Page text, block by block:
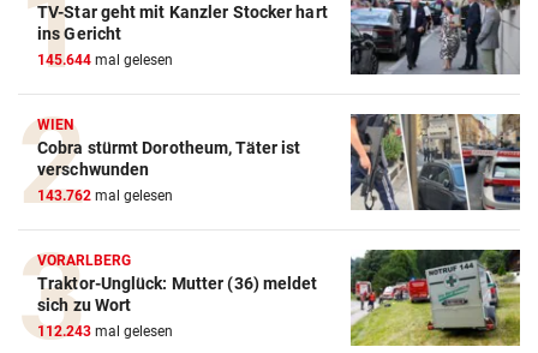
TV-Star geht mit Kanzler Stocker hart
ins Gericht
145.644 mal gelesen
WIEN
Cobra stürmt Dorotheum, Täter ist
verschwunden
143.762 mal gelesen
VORARLBERG
Traktor-Unglück: Mutter (36) meldet
sich zu Wort
112.243 mal gelesen
Action-Cam Vergleich
ZUM VERGLEICH
Crosstrainer Vergleich
ZUM VERGLEICH
E-Bike Vergleich
ZUM VERGLEICH
Elektro-Scooter Vergleich